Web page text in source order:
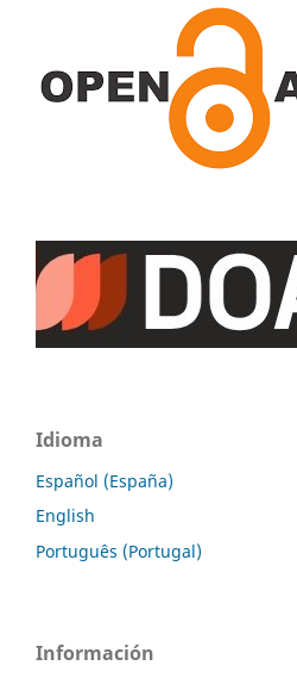
Idioma
Español (España)
English
Português (Portugal)
Información